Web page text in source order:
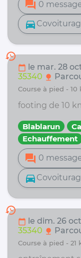
forum 0
directions_car
history
calendar_today le mar. 28
35340 nature
course à pied -
footing de 10
Blablarun
Echauffement
forum 0
directions_car
history
calendar_today le dim. 26
35340 nature
course à pied -